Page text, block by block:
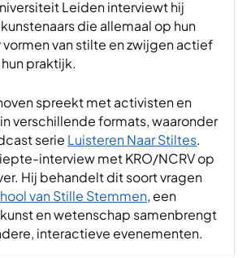
Leiden interviewt hij
die allemaal op hun
van stilte en zwijgen actief
praktijk.
spreekt met activisten en
verschillende formats, waaronder
serie Luisteren Naar Stiltes.
interview met KRO/NCRV op
Hij behandelt dit soort vragen
van Stille Stemmen, een
en wetenschap samenbrengt
interactieve evenementen.